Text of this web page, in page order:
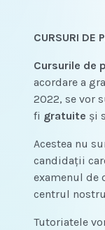
CURSURI DE
Cursurile de
acordare a
2022, se vor
fi gratuite și
Acestea nu
candidații
examenul de
centrul
Tutoriatele